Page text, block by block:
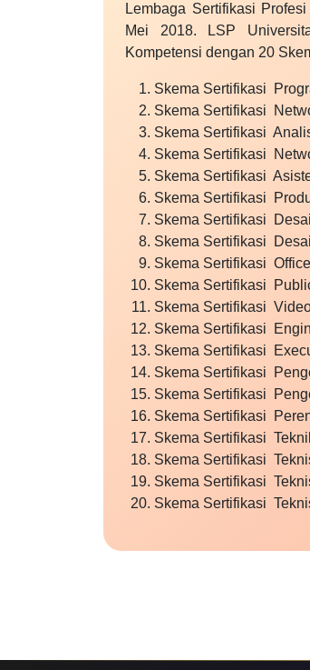
Lembaga Sertifikasi
Mei 2018. LSP
Kompetensi dengan 20
Skema Sertifikasi
Skema Sertifikasi
Skema Sertifikasi
Skema Sertifikasi
Skema Sertifikasi
Skema Sertifikasi
Skema Sertifikasi
Skema Sertifikasi
Skema Sertifikasi
Skema Sertifikasi
Skema Sertifikasi
Skema Sertifikasi
Skema Sertifikasi
Skema Sertifikasi
Skema Sertifikasi
Skema Sertifikasi
Skema Sertifikasi
Skema Sertifikasi
Skema Sertifikasi
Skema Sertifikasi